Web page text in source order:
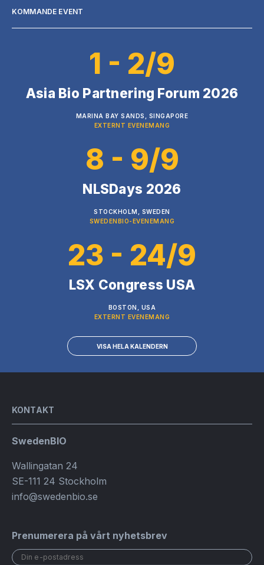
KOMMANDE EVENT
1 - 2/9
Asia Bio Partnering Forum 2026
MARINA BAY SANDS, SINGAPORE
EXTERNT EVENEMANG
8 - 9/9
NLSDays 2026
STOCKHOLM, SWEDEN
SWEDENBIO-EVENEMANG
23 - 24/9
LSX Congress USA
BOSTON, USA
EXTERNT EVENEMANG
VISA HELA KALENDERN
KONTAKT
SwedenBIO
Wallingatan 24
SE-111 24 Stockholm
info@swedenbio.se
Prenumerera på vårt nyhetsbrev